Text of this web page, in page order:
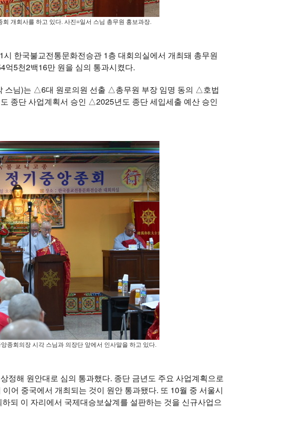
개회사를 하고 있다. 사진=일서 스님 총무원 홍보과장.
한국불교전통문화전승관 1층 대회의실에서 개최돼 총무원
억5천2백16만 원을 심의 통과시켰다.
스님)는 △6대 원로의원 선출 △총무원 부장 임명 동의 △호법
종단 사업계획서 승인 △2025년도 종단 세입세출 예산 승인
종회의장 시각 스님과 의장단 앞에서 인사말을 하고 있다.
정해 원안대로 심의 통과했다. 종단 금년도 주요 사업계획으로
어 중국에서 개최되는 것이 원안 통과됐다. 또 10월 중 서울시
되 이 자리에서 국제대승보살계를 설판하는 것을 신규사업으